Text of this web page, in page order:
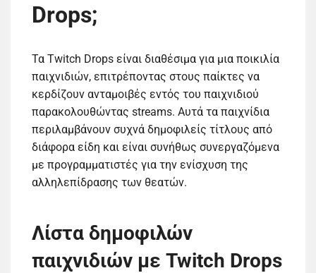
Drops;
Τα Twitch Drops είναι διαθέσιμα για μια ποικιλία
παιχνιδιών, επιτρέποντας στους παίκτες να
κερδίζουν ανταμοιβές εντός του παιχνιδιού
παρακολουθώντας streams. Αυτά τα παιχνίδια
περιλαμβάνουν συχνά δημοφιλείς τίτλους από
διάφορα είδη και είναι συνήθως συνεργαζόμενα
με προγραμματιστές για την ενίσχυση της
αλληλεπίδρασης των θεατών.
Λίστα δημοφιλών
παιχνιδιών με Twitch Drops